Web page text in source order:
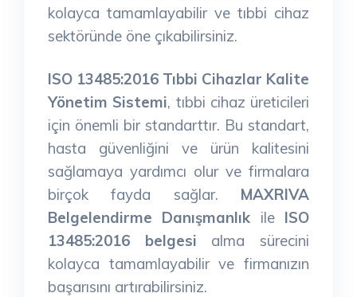
kolayca tamamlayabilir ve tıbbi cihaz
sektöründe öne çıkabilirsiniz.
ISO 13485:2016 Tıbbi Cihazlar Kalite
Yönetim Sistemi, tıbbi cihaz üreticileri
için önemli bir standarttır. Bu standart,
hasta güvenliğini ve ürün kalitesini
sağlamaya yardımcı olur ve firmalara
birçok fayda sağlar. MAXRIVA
Belgelendirme Danışmanlık ile ISO
13485:2016 belgesi alma sürecini
kolayca tamamlayabilir ve firmanızın
başarısını artırabilirsiniz.